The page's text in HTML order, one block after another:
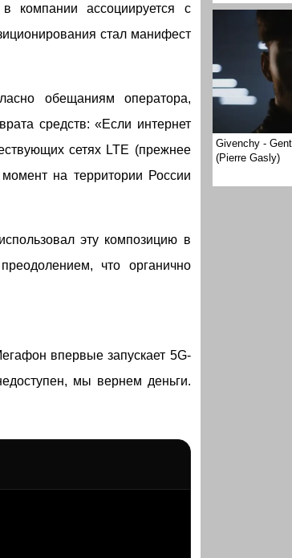
Givenchy -
(Pierre Gasly)
компании ассоциируется с
стал манифест
обещаниям оператора,
средств: «Если интернет
сетях LTE (прежнее
на территории России
эту композицию в
что органично
впервые запускает 5G-
мы вернем деньги.